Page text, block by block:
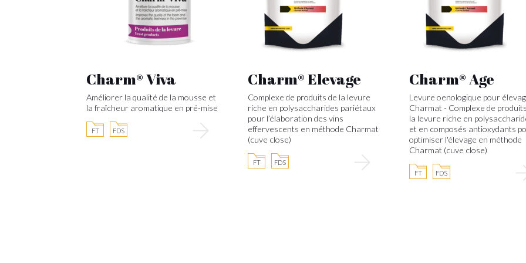
Charm® Viva
Améliorer la qualité de la mousse et
la fraîcheur aromatique en pré-mise
FT FDS
Charm® Elevage
Complexe de produits de la levure
riche en polysaccharides pariétaux
pour l’élaboration des vins
effervescents en méthode Charmat
(cuve close)
FT FDS
Charm® Age
Levure oenologique pour
Charmat - Complexe de
la levure riche en
et en composés antioxydants
optimiser l'élevage en méthode
Charmat (cuve close)
FT FDS